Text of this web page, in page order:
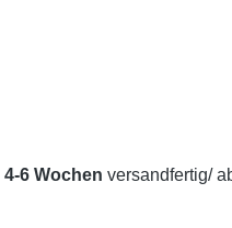
4-6 Wochen versandfertig/